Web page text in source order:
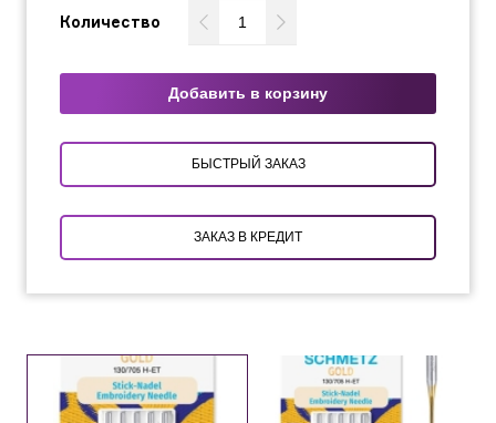
Количество
Добавить в корзину
БЫСТРЫЙ ЗАКАЗ
ЗАКАЗ В КРЕДИТ